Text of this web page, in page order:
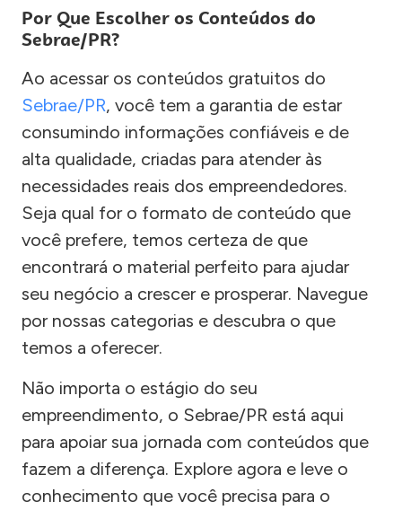
Por Que Escolher os Conteúdos do
Sebrae/PR?
Ao acessar os conteúdos gratuitos do
Sebrae/PR, você tem a garantia de estar
consumindo informações confiáveis e de
alta qualidade, criadas para atender às
necessidades reais dos empreendedores.
Seja qual for o formato de conteúdo que
você prefere, temos certeza de que
encontrará o material perfeito para ajudar
seu negócio a crescer e prosperar. Navegue
por nossas categorias e descubra o que
temos a oferecer.
Não importa o estágio do seu
empreendimento, o Sebrae/PR está aqui
para apoiar sua jornada com conteúdos que
fazem a diferença. Explore agora e leve o
conhecimento que você precisa para o